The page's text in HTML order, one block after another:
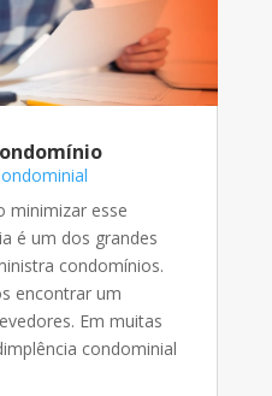
minimizar esse
é um dos grandes
condomínios.
encontrar um
Em muitas
condominial